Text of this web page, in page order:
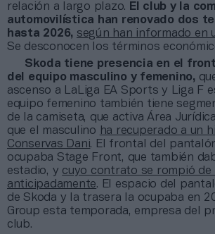
relación a largo plazo. El club y la
automovilística han renovado dos
hasta 2026, según han informado en
Se desconocen los términos
Skoda tiene presencia en el
del equipo masculino y femenino,
ascenso a LaLiga EA Sports y Liga F
equipo femenino también tiene
de la camiseta, que activa Área
que el masculino ha recuperado a un
Conservas Dani. El frontal del
ocupaba Stage Front, que también
estadio, y cuyo contrato se rompió de
anticipadamente. El espacio del
de Skoda y la trasera la ocupaba en
Group esta temporada, empresa del
club.